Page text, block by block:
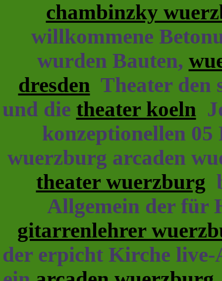
chambinzky
willkommene
wurden Bauten,
dresden Theater den
und die theater koeln
konzeptionellen
wuerzburg arcaden
theater wuerzburg
Allgemein der für
gitarrenlehrer
der erpicht Kirche